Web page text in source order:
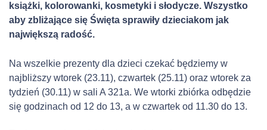
książki, kolorowanki, kosmetyki i słodycze. Wszystko
aby zbliżające się Święta sprawiły dzieciakom jak
największą radość.
Na wszelkie prezenty dla dzieci czekać będziemy w
najbliższy wtorek (23.11), czwartek (25.11) oraz wtorek za
tydzień (30.11) w sali A 321a. We wtorki zbiórka odbędzie
się godzinach od 12 do 13, a w czwartek od 11.30 do 13.